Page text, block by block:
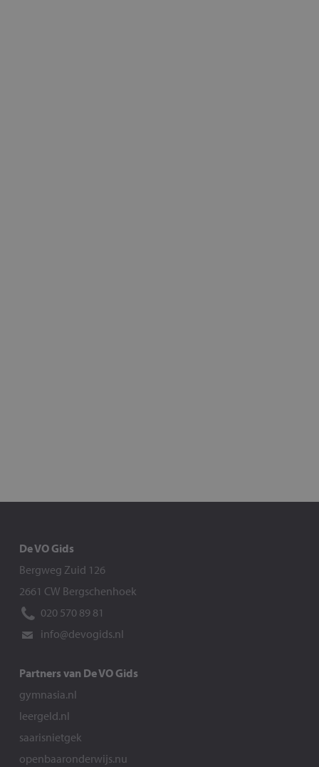
De VO Gids
Bergweg Zuid 126
2661 CW Bergschenhoek
020 570 89 81
info@devogids.nl
Partners van De VO Gids
gymnasia.nl
leergeld.nl
saarisnietgek
openbaaronderwijs.nu